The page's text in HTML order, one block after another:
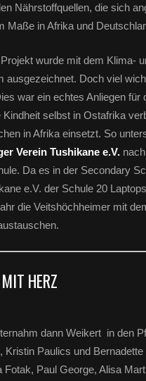
Nährstoffquellen, die sich
Maße in Afrika und
wurde mit dem Klima-
ausgezeichnet. Doch viel
war ein echtes Anliegen für
Kindheit selbst in Ostafrika
in Afrika einsetzt. So
Verein Tushikane e.V.
Da es in der Secondary
e.V. der Schule 20
die Veitshöchheimer mit
HERZ
dann Weikert in den
Kristin Paulics und
Fotak, Paul George, Alisa